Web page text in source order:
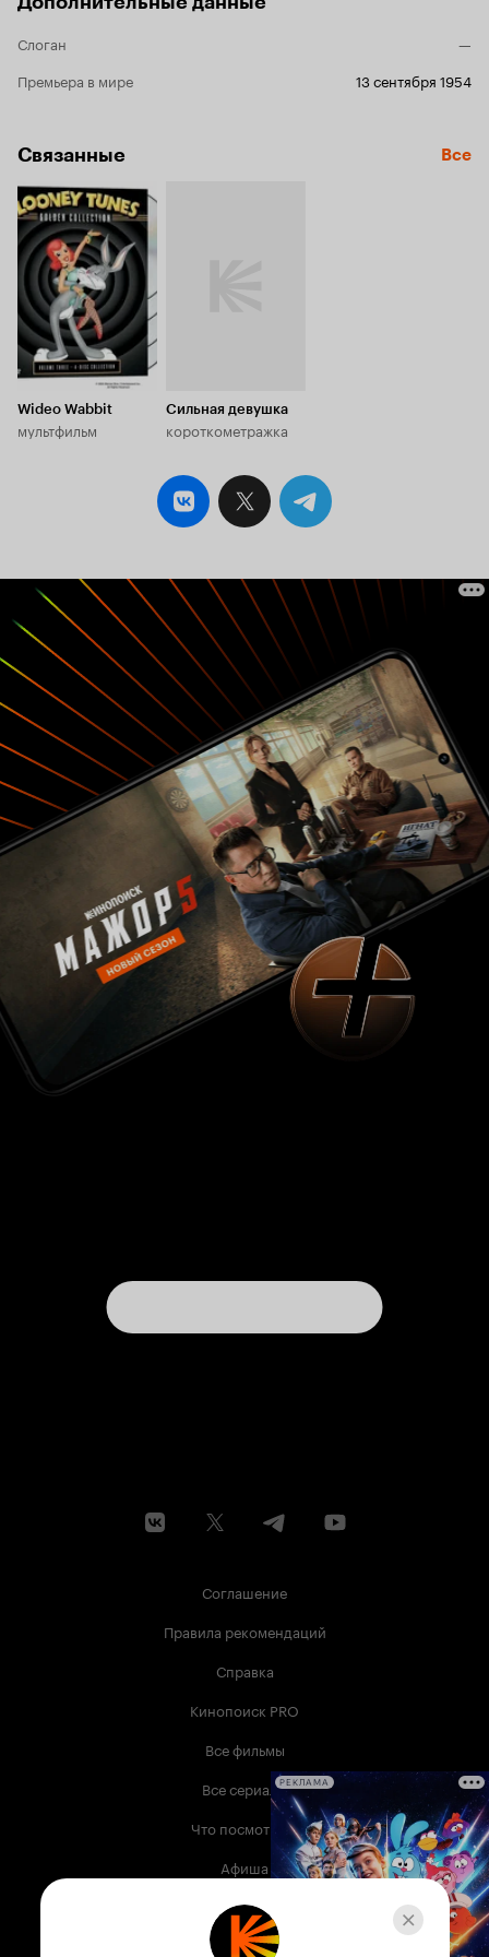
Слоган
—
Премьера в мире
13 сентября 1954
Связанные Все
Wideo Wabbit
мультфильм
Сильная девушка
короткометражка
Соглашение
Правила рекомендаций
Справка
Кинопоиск PRO
Все фильмы
Все сериалы
Что посмотреть
Афиша
Музыка
Телепрограмма
РЕКЛАМА